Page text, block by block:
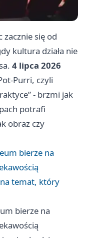
się od
kultura działa nie
4 lipca 2026
Purri, czyli
- brzmi jak
potrafi
obraz czy
bierze na
temat, który
bierze na